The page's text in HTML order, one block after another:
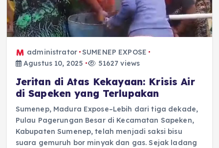
administrator SUMENEP EXPOSE
Agustus 10, 2025
51627 views
Jeritan di Atas Kekayaan: Krisis Air
di Sapeken yang Terlupakan
Sumenep, Madura Expose–Lebih dari tiga dekade,
Pulau Pagerungan Besar di Kecamatan Sapeken,
Kabupaten Sumenep, telah menjadi saksi bisu
suara gemuruh bor minyak dan gas. Sejak ladang